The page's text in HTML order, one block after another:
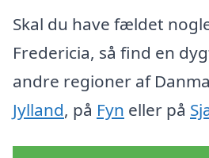
Skal du have fældet
Fredericia, så find en
andre regioner af
Jylland, på Fyn eller på